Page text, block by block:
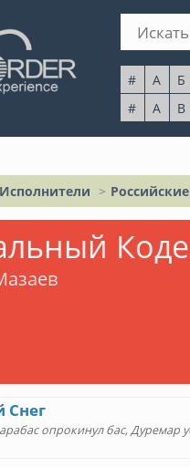
# А Б
#
A B
Исполнители Российские
Снег
опрокинул бас, Дуремар